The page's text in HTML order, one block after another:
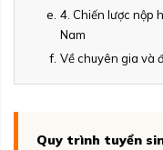
4. Chiến lược nộp
Nam
Về chuyên gia và
Quy trình tuyển